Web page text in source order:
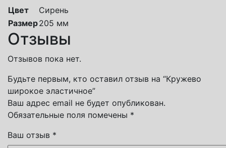
Цвет
Сирень
Размер205 мм
Отзывы
Отзывов пока нет.
Будьте первым, кто оставил отзыв на “Кружево
широкое эластичное”
Ваш адрес email не будет опубликован.
Обязательные поля помечены *
Ваш отзыв *